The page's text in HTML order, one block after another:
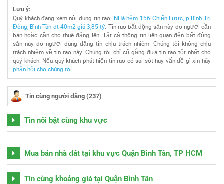
Lưu ý:
Quý khách đang xem nội dung tin rao: NHà hẻm 156 Chiến Lược, p Bình Trị
Đông, Bình Tân dt 40m2 giá 3,85 tỷ. Tin rao bất động sản này do người cần
bán hoặc cần cho thuê đăng lên. Tất cả thông tin liên quan đến bất động
sản này do người dùng đăng tin chịu trách nhiêm. Chúng tôi không chịu
trách nhiệm về tin rao này. Chúng tôi chỉ cố gắng đưa tin rao tốt nhất cho
quý khách. Nếu quý khách phát hiện tin rao có sai sót hay vấn đề gì xin hãy
phản hồi cho chúng tôi
Tin cùng người đăng (237)
Tin nổi bật cùng khu vực
Mua bán nhà đất tại khu vực Quận Bình Tân, TP HCM
Tin cùng khoảng giá tại Quận Bình Tân